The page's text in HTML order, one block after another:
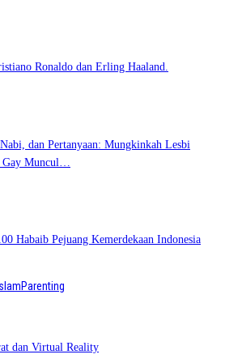
Ronaldo dan Erling Haaland.
dan Pertanyaan: Mungkinkah Lesbi
Muncul…
Habaib Pejuang Kemerdekaan Indonesia
Parenting
dan Virtual Reality